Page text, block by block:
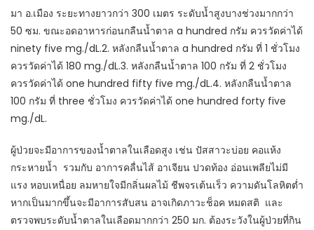
มา อ.เมือง ระยะทางยาวกว่า 300 เมตร ระดับน้ำสูงบางช่วงมากกว่า
50 ซม. ขณะอดอาหารก่อนกลืนน้ำตาล a hundred กรัม ควรวัดค่าได้
ninety five mg./dL.2. หลังกลืนน้ำตาล a hundred กรัม ที่ 1 ชั่วโมง
ควรวัดค่าได้ 180 mg./dL.3. หลังกลืนน้ำตาล 100 กรัม ที่ 2 ชั่วโมง
ควรวัดค่าได้ one hundred fifty five mg./dL.4. หลังกลืนน้ำตาล
100 กรัม ที่ three ชั่วโมง ควรวัดค่าได้ one hundred forty five
mg./dL.
ผู้ป่วยจะมีอาการของน้ำตาลในเลือดสูง เช่น ปัสสาวะบ่อย คอแห้ง
กระหายน้ำ รวมกับ อาการคลื่นไส้ อาเจียน ปวดท้อง อ่อนเพลียไม่มี
แรง หอบเหนื่อย ลมหายใจมีกลิ่นผลไม้ ชีพจรเต้นเร็ว ความดันโลหิตต่ำ
หากเป็นมากขึ้นจะมีอาการสับสน อาจเกิดภาวะช็อค หมดสติ และ
ตรวจพบระดับน้ำตาลในเลือดมากกว่า 250 มก. ต้องระวังในผู้ป่วยที่กิน